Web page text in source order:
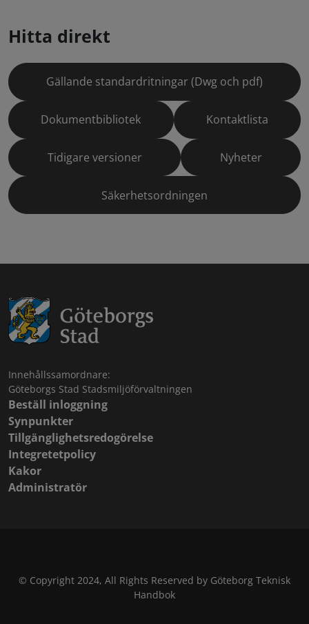
Hitta direkt
Gällande standardritningar (Dwg och pdf)
Dokumentbibliotek Kontaktlista
Tidigare versioner Nyheter
Säkerhetsordningen
Innehållssamordnare:
Göteborgs Stad Stadsmiljöförvaltningen
Beställ inloggning
Synpunkter
Tillgänglighetsredogörelse
Integretetpolicy
Kakor
Administratör
© Copyright 2024, All Rights Reserved by Göteborg Teknisk
Handbok